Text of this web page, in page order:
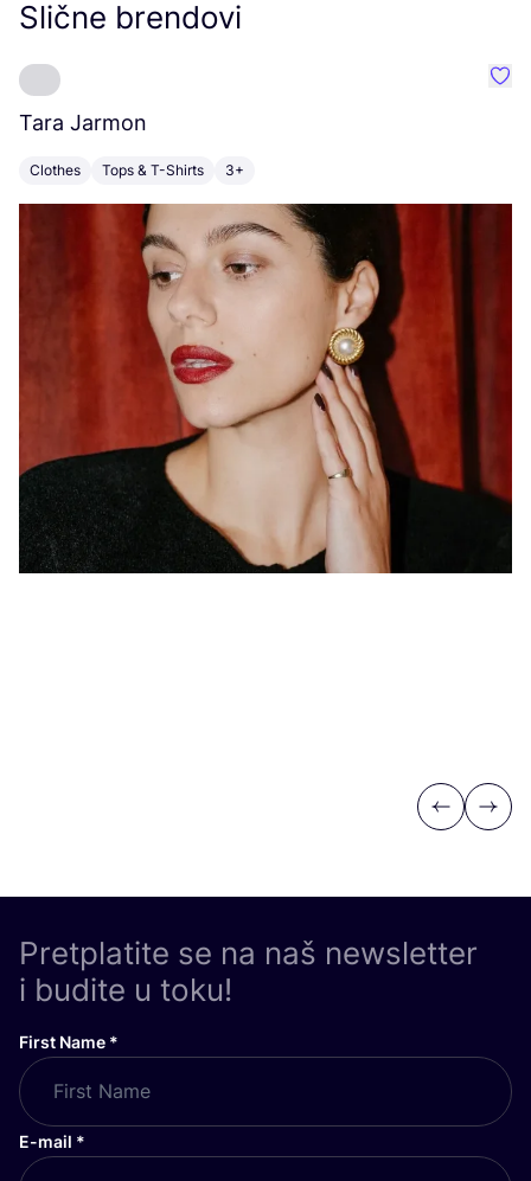
Slične brendovi
Tara Jarmon
Clothes Tops & T-Shirts 3+
Previous
Next
Pretplatite se na naš newsletter
i budite u toku!
First Name *
E-mail *